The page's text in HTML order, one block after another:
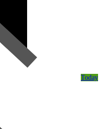
Today